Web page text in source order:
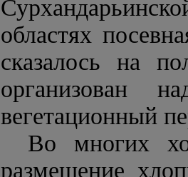
областях
сказалось на
организован
вегетационный
Во многих
размещение